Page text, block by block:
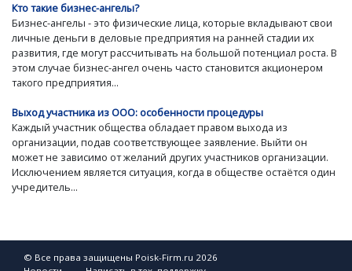
Кто такие бизнес-ангелы?
Бизнес-ангелы - это физические лица, которые вкладывают свои
личные деньги в деловые предприятия на ранней стадии их
развития, где могут рассчитывать на большой потенциал роста. В
этом случае бизнес-ангел очень часто становится акционером
такого предприятия...
Выход участника из ООО: особенности процедуры
Каждый участник общества обладает правом выхода из
организации, подав соответствующее заявление. Выйти он
может не зависимо от желаний других участников организации.
Исключением является ситуация, когда в обществе остаётся один
учредитель...
© Все права защищены Poisk-Firm.ru 2026